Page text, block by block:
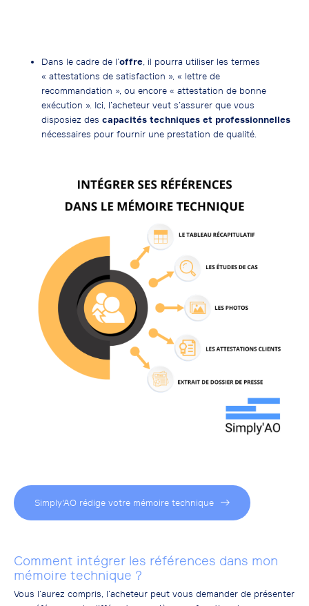
Dans le cadre de l’offre , il pourra utiliser les termes
« attestations de satisfaction », « lettre de
recommandation », ou encore « attestation de bonne
exécution ». Ici, l’acheteur veut s’assurer que vous
disposiez des capacités techniques et professionnelles
nécessaires pour fournir une prestation de qualité.
Simply'AO rédige votre mémoire technique
Comment intégrer les références dans mon
mémoire technique ?
Vous l’aurez compris, l’acheteur peut vous demander de présenter